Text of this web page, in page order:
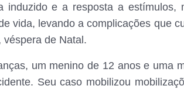
induzido e a resposta a estímulos,
vida, levando a complicações que
de Natal.
um menino de 12 anos e uma
Seu caso mobilizou